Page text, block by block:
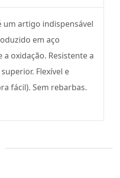
um artigo indispensável
em aço
oxidação. Resistente a
Flexível e
fácil). Sem rebarbas.